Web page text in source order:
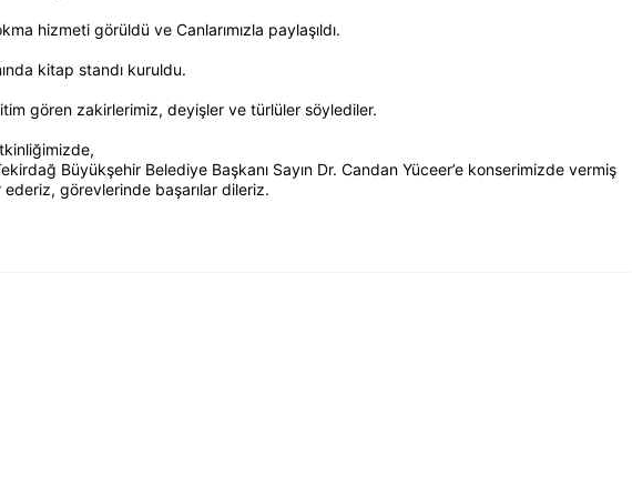
hizmeti görüldü ve Canlarımızla paylaşıldı.
kitap standı kuruldu.
gören zakirlerimiz, deyişler ve türlüler söylediler.
Büyükşehir Belediye Başkanı Sayın Dr. Candan Yüceer’e konserimizde vermiş
görevlerinde başarılar dileriz.